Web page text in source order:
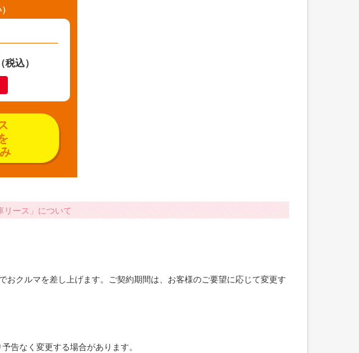
（税込）
リース」について
クルマを差し上げます。ご契約期間は、お客様のご要望に応じて変更す
告なく変更する場合があります。